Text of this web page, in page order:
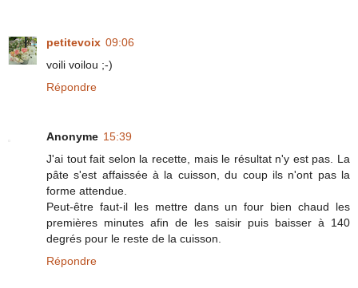
petitevoix 09:06
voili voilou ;-)
Répondre
Anonyme 15:39
J'ai tout fait selon la recette, mais le résultat n'y est pas. La
pâte s'est affaissée à la cuisson, du coup ils n'ont pas la
forme attendue.
Peut-être faut-il les mettre dans un four bien chaud les
premières minutes afin de les saisir puis baisser à 140
degrés pour le reste de la cuisson.
Répondre